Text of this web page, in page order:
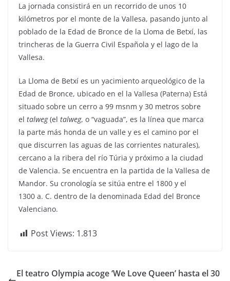
La jornada consistirá en un recorrido de unos 10
kilómetros por el monte de la Vallesa, pasando junto al
poblado de la Edad de Bronce de la Lloma de Betxí, las
trincheras de la Guerra Civil Española y el lago de la
Vallesa.
La Lloma de Betxí es un yacimiento arqueológico de la
Edad de Bronce, ubicado en el la Vallesa (Paterna) Está
situado sobre un cerro a 99 msnm y 30 metros sobre
el talweg(el talweg, o “vaguada”, es la línea que marca
la parte más honda de un valle y es el camino por el
que discurren las aguas de las corrientes naturales),
cercano a la ribera del río Túria y próximo a la ciudad
de Valencia. Se encuentra en la partida de la Vallesa de
Mandor. Su cronología se sitúa entre el 1800 y el
1300 a. C. dentro de la denominada Edad del Bronce
Valenciano.
Post Views: 1.813
El teatro Olympia acoge ‘We Love Queen’ hasta el 30